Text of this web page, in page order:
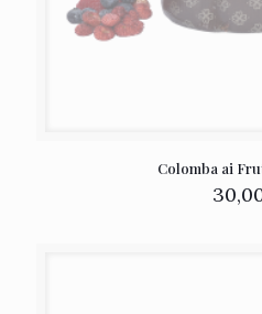
Colomba ai